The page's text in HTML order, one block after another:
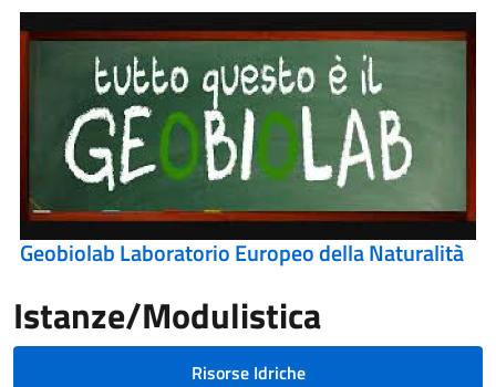
Geobiolab Laboratorio Europeo della Naturalità
Istanze/Modulistica
Risorse Idriche